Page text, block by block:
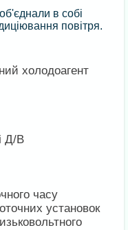
в собі
повітря.
холодоагент
Д/В
часу
установок